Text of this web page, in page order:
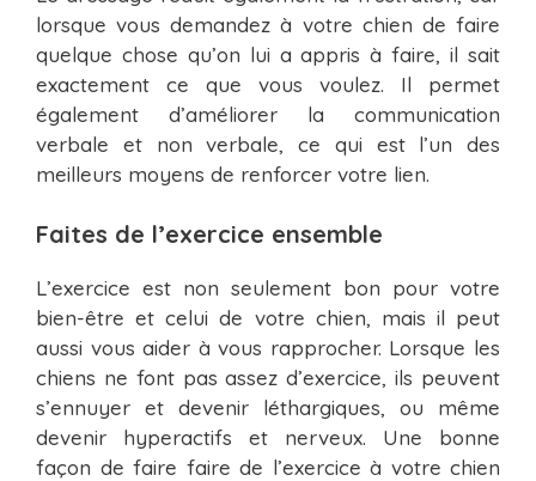
lorsque vous demandez à votre chien de faire
quelque chose qu’on lui a appris à faire, il sait
exactement ce que vous voulez. Il permet
également d’améliorer la communication
verbale et non verbale, ce qui est l’un des
meilleurs moyens de renforcer votre lien.
Faites de l’exercice ensemble
L’exercice est non seulement bon pour votre
bien-être et celui de votre chien, mais il peut
aussi vous aider à vous rapprocher. Lorsque les
chiens ne font pas assez d’exercice, ils peuvent
s’ennuyer et devenir léthargiques, ou même
devenir hyperactifs et nerveux. Une bonne
façon de faire faire de l’exercice à votre chien